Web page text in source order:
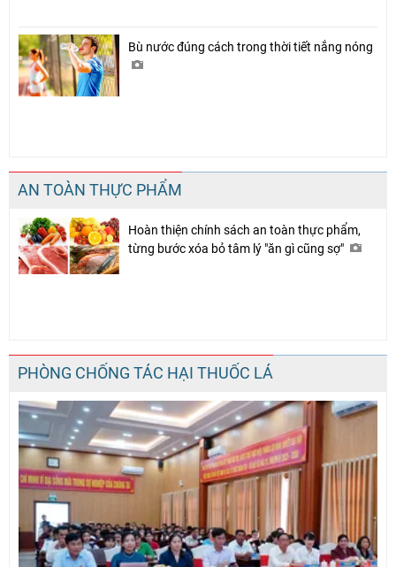
Bù nước đúng cách trong thời tiết nắng nóng
AN TOÀN THỰC PHẨM
Hoàn thiện chính sách an toàn thực phẩm,
từng bước xóa bỏ tâm lý "ăn gì cũng sợ"
PHÒNG CHỐNG TÁC HẠI THUỐC LÁ